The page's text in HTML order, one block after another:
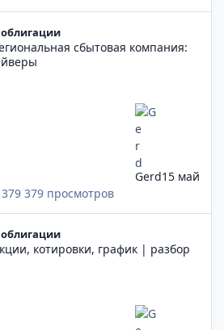
сбытовая компания:
379 просмотров
Gerd15 май
котировки, график | разбор